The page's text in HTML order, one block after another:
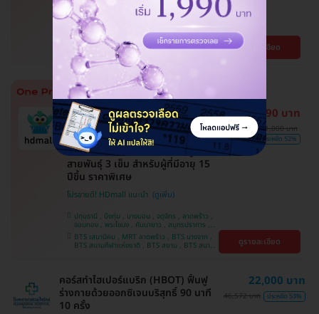
บึงกุ่ม , จตุจักร , บางบอน , ปทุมธานี , คันนายาว ,
ปทุมวัน , จอมทอง , สมุทรปราการ , ลาดพร้าว ,
ราษฎร์บูรณะ , พระโขนง , พญาไท , ภาษีเจริญ ,
บริการถึงบ้าน , หนองแขม , บางรัก , บางนา ,
ราชเทวี , ตลิ่งชัน , คลองเตย
BTS เสนานิคม , BTS สนามกีฬาแห่งชาติ , BTS
สยาม , MRT ลาดพร้าว , BTS บางจาก , BTS
สนามเป้า , BTS บางหว้า , MRT บางไผ่ , MRT บาง
หว้า , BTS ปุณณวิถี , BTS อุดมสุข , BTS บางนา ,
ดูรายละเอียด
ทำนัดง่าย ได้คิวรวดเร็ว
มี HDreview
ขายดีมาก
ถูกที่สุดในเว็บ
ฉีดวัคซีนป้องกันมะเร็งปากมดลูก 9
สายพันธุ์ 3 เข็ม สำหรับผู้ที่มีอายุ 15
ปีขึ้น ราคาพิเศษ
โปรขายดี! HDmall แนะนำ
ปทุมธานี , บึงกุ่ม , บางบอน , จตุจักร , ลาดพร้าว ,
จอมทอง , พระโขนง , คันนายาว , สมุทรปราการ ,
ปทุมวัน , พญาไท , หนองแขม , บางรัก ,
ราษฎร์บูรณะ , ภาษีเจริญ , ราชเทวี , บริการถึงบ้าน ,
บางนา , ตลิ่งชัน , คลองเตย
BTS เสนานิคม , MRT ลาดพร้าว , BTS บางจาก ,
BTS สนามกีฬาแห่งชาติ , BTS สยาม , BTS สนาม
14,890 บาท
31,000 บาท
ประหยัด 52%
ดูรายละเอียด
คอร์สทำไฮเปอร์แบริก (HBOT) ฟื้นฟู
ร่างกายด้วยออกซิเจนบริสุทธิ์ 90 นาที
10 ครั้ง
22,000 บาท
46,572 บาท ประหยัด 53%